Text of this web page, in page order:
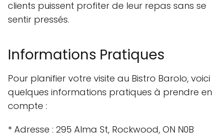
clients puissent profiter de leur repas sans se
sentir pressés.
Informations Pratiques
Pour planifier votre visite au Bistro Barolo, voici
quelques informations pratiques à prendre en
compte :
* Adresse : 295 Alma St, Rockwood, ON N0B